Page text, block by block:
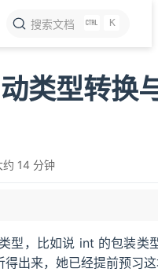
搜索文档 K
类型转换
约 14 分钟
型，比如说 int 的包装类
出来，她已经提前预习这